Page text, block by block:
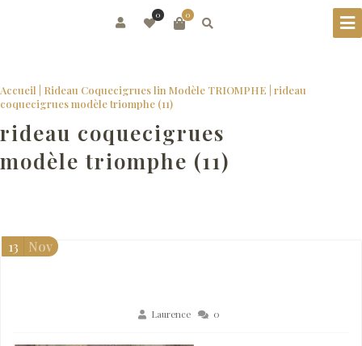
0
0
Accueil Rideau Coquecigrues lin Modèle TRIOMPHE rideau
coquecigrues modèle triomphe (11)
rideau coquecigrues
modèle triomphe (11)
Laurence 0
13 Nov